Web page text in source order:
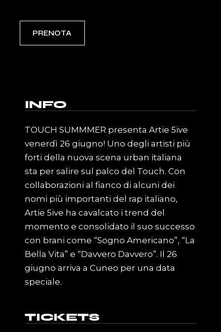
PRENOTA
INFO
TOUCH SUMMMER presenta Artie 5ive
venerdì 26 giugno! Uno degli artisti più
forti della nuova scena urban italiana
sta per salire sul palco del Touch. Con
collaborazioni al fianco di alcuni dei
nomi più importanti del rap italiano,
Artie 5ive ha cavalcato i trend del
momento e consolidato il suo successo
con brani come “Sogno Americano”, “La
Bella Vita” e “Davvero Davvero”. Il 26
giugno arriva a Cuneo per una data
speciale.
TICKETS